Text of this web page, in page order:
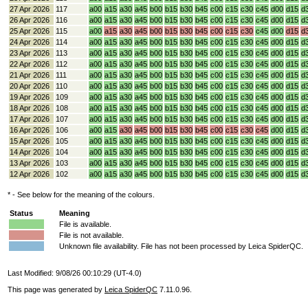
27 Apr 2026
117 a00 a15 a30 a45 b00 b15 b30 b45 c00 c15 c30 c45 d00 d15
26 Apr 2026
116 a00 a15 a30 a45 b00 b15 b30 b45 c00 c15 c30 c45 d00 d15
25 Apr 2026
115 a00 a15 a30 a45 b00 b15 b30 b45 c00 c15 c30 c45 d00 d15
24 Apr 2026
114 a00 a15 a30 a45 b00 b15 b30 b45 c00 c15 c30 c45 d00 d15
23 Apr 2026
113 a00 a15 a30 a45 b00 b15 b30 b45 c00 c15 c30 c45 d00 d15
22 Apr 2026
112 a00 a15 a30 a45 b00 b15 b30 b45 c00 c15 c30 c45 d00 d15
21 Apr 2026
111 a00 a15 a30 a45 b00 b15 b30 b45 c00 c15 c30 c45 d00 d15
20 Apr 2026
110 a00 a15 a30 a45 b00 b15 b30 b45 c00 c15 c30 c45 d00 d15
19 Apr 2026
109 a00 a15 a30 a45 b00 b15 b30 b45 c00 c15 c30 c45 d00 d15
18 Apr 2026
108 a00 a15 a30 a45 b00 b15 b30 b45 c00 c15 c30 c45 d00 d15
17 Apr 2026
107 a00 a15 a30 a45 b00 b15 b30 b45 c00 c15 c30 c45 d00 d15
16 Apr 2026
106 a00 a15 a30 a45 b00 b15 b30 b45 c00 c15 c30 c45 d00 d15
15 Apr 2026
105 a00 a15 a30 a45 b00 b15 b30 b45 c00 c15 c30 c45 d00 d15
14 Apr 2026
104 a00 a15 a30 a45 b00 b15 b30 b45 c00 c15 c30 c45 d00 d15
13 Apr 2026
103 a00 a15 a30 a45 b00 b15 b30 b45 c00 c15 c30 c45 d00 d15
12 Apr 2026
102 a00 a15 a30 a45 b00 b15 b30 b45 c00 c15 c30 c45 d00 d15
* - See below for the meaning of the colours.
Status
Meaning
File is available.
File is not available.
Unknown file availability. File has not been processed by Leica SpiderQC.
Last Modified: 9/08/26 00:10:29 (UT-4.0)
This page was generated by Leica SpiderQC 7.11.0.96.